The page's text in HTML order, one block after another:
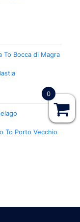
To Bocca di Magra
To Porto Vecchio
0